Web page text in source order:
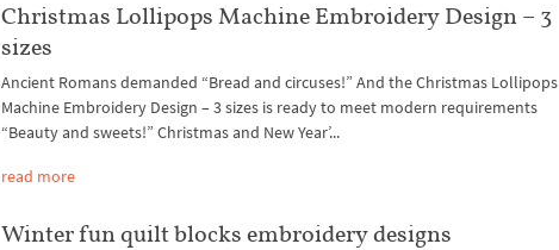
Christmas Lollipops Machine Embroidery Design – 3
sizes
Ancient Romans demanded “Bread and circuses!” And the Christmas Lollipops
Machine Embroidery Design – 3 sizes is ready to meet modern requirements
“Beauty and sweets!” Christmas and New Year’...
read more
Winter fun quilt blocks embroidery designs